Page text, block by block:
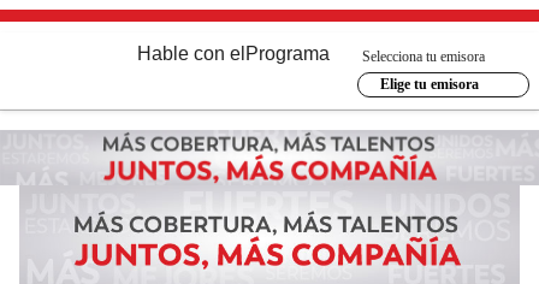
Hable con el Programa
Selecciona tu emisora
Elige tu emisora